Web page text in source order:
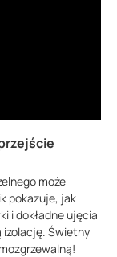
może
pokazuje, jak
i dokładne ujęcia
izolację. Świetny